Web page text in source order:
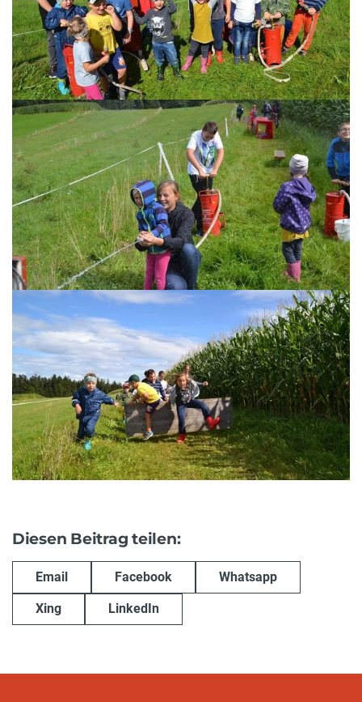
Diesen Beitrag teilen:
Email Facebook Whatsapp
Xing LinkedIn